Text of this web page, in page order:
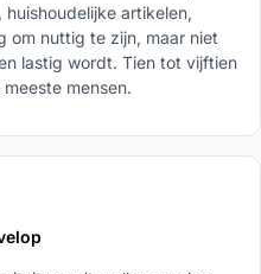
artikelen,
om nuttig te zijn, maar niet
lastig wordt. Tien tot vijftien
mensen.